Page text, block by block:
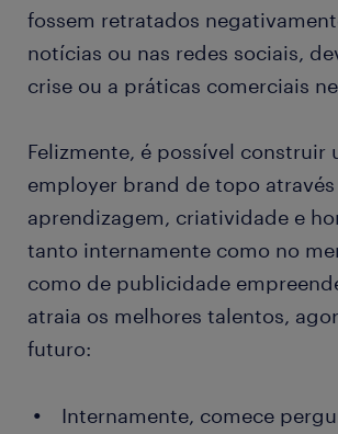
fossem retratados
notícias ou nas redes sociais,
crise ou a práticas comerciais
Felizmente, é possível construir
employer brand de topo através
aprendizagem, criatividade e
tanto internamente como no
como de publicidade
atraia os melhores talentos,
futuro:
Internamente, comece